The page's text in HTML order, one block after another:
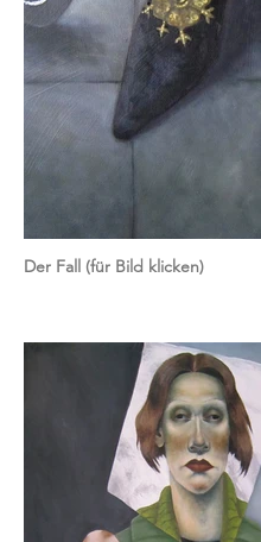
Der Fall (für Bild klicken)